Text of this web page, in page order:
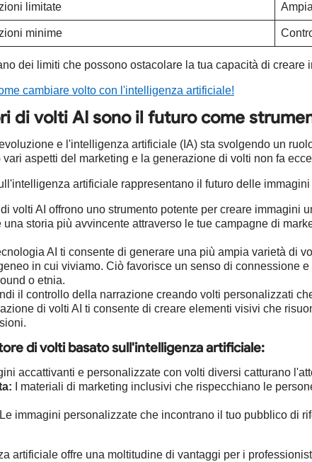
limitate
minime
dei limiti che possono ostacolare la tua capacità di
cambiare volto con l'intelligenza artificiale!
di volti AI sono il futuro come
e l'intelligenza artificiale (IA) sta svolgendo un
aspetti del marketing e la generazione di volti non fa
artificiale rappresentano il futuro delle immagini
di volti AI offrono uno strumento potente per creare
storia più avvincente attraverso le tue campagne di
AI ti consente di generare una più ampia varietà di
in cui viviamo. Ciò favorisce un senso di connessione
o etnia.
il controllo della narrazione creando volti personalizzati
di volti AI ti consente di creare elementi visivi che
di volti basato sull'intelligenza artificiale:
accattivanti e personalizzate con volti diversi catturano
I materiali di marketing inclusivi che rispecchiano le
Le immagini personalizzate che incontrano il tuo pubblico di
artificiale offre una moltitudine di vantaggi per i